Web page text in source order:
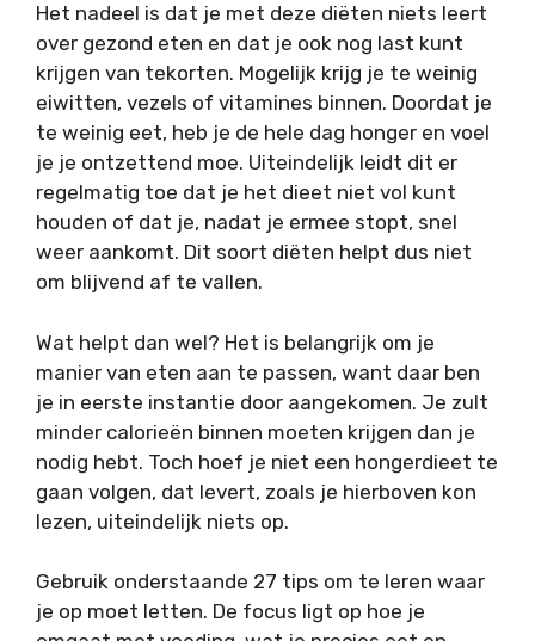
Het nadeel is dat je met deze diëten niets leert
over gezond eten en dat je ook nog last kunt
krijgen van tekorten. Mogelijk krijg je te weinig
eiwitten, vezels of vitamines binnen. Doordat je
te weinig eet, heb je de hele dag honger en voel
je je ontzettend moe. Uiteindelijk leidt dit er
regelmatig toe dat je het dieet niet vol kunt
houden of dat je, nadat je ermee stopt, snel
weer aankomt. Dit soort diëten helpt dus niet
om blijvend af te vallen.
Wat helpt dan wel? Het is belangrijk om je
manier van eten aan te passen, want daar ben
je in eerste instantie door aangekomen. Je zult
minder calorieën binnen moeten krijgen dan je
nodig hebt. Toch hoef je niet een hongerdieet te
gaan volgen, dat levert, zoals je hierboven kon
lezen, uiteindelijk niets op.
Gebruik onderstaande 27 tips om te leren waar
je op moet letten. De focus ligt op hoe je